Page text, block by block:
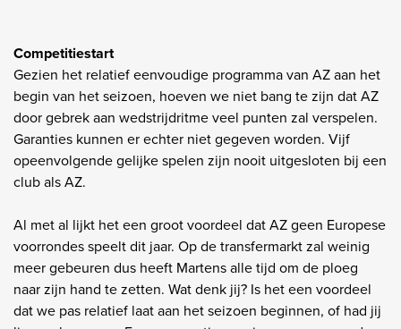
Competitiestart
Gezien het relatief eenvoudige programma van AZ aan het
begin van het seizoen, hoeven we niet bang te zijn dat AZ
door gebrek aan wedstrijdritme veel punten zal verspelen.
Garanties kunnen er echter niet gegeven worden. Vijf
opeenvolgende gelijke spelen zijn nooit uitgesloten bij een
club als AZ.
Al met al lijkt het een groot voordeel dat AZ geen Europese
voorrondes speelt dit jaar. Op de transfermarkt zal weinig
meer gebeuren dus heeft Martens alle tijd om de ploeg
naar zijn hand te zetten. Wat denk jij? Is het een voordeel
dat we pas relatief laat aan het seizoen beginnen, of had jij